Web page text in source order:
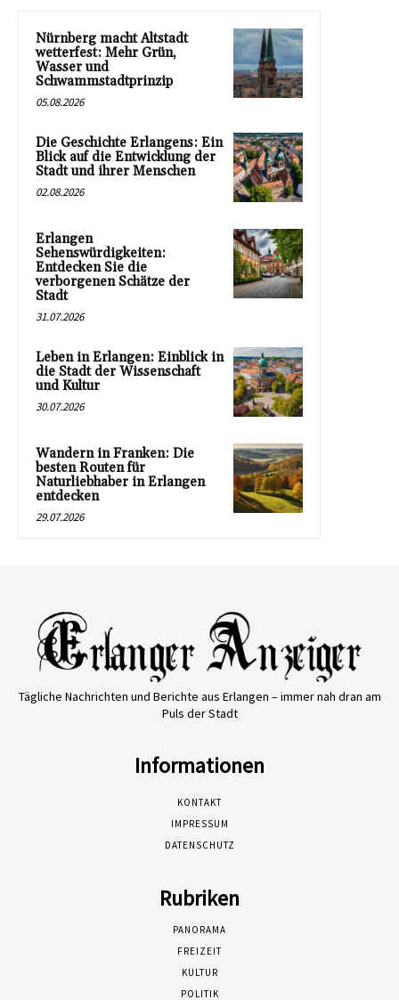
Nürnberg macht Altstadt
wetterfest: Mehr Grün,
Wasser und
Schwammstadtprinzip
05.08.2026
Die Geschichte Erlangens: Ein
Blick auf die Entwicklung der
Stadt und ihrer Menschen
02.08.2026
Erlangen
Sehenswürdigkeiten:
Entdecken Sie die
verborgenen Schätze der
Stadt
31.07.2026
Leben in Erlangen: Einblick in
die Stadt der Wissenschaft
und Kultur
30.07.2026
Wandern in Franken: Die
besten Routen für
Naturliebhaber in Erlangen
entdecken
29.07.2026
Tägliche Nachrichten und Berichte aus Erlangen – immer nah dran am
Puls der Stadt
Informationen
KONTAKT
IMPRESSUM
DATENSCHUTZ
Rubriken
PANORAMA
FREIZEIT
KULTUR
POLITIK